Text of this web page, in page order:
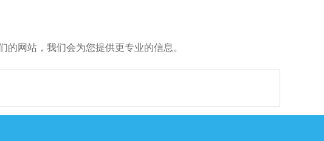
网站，我们会为您提供更专业的信息。